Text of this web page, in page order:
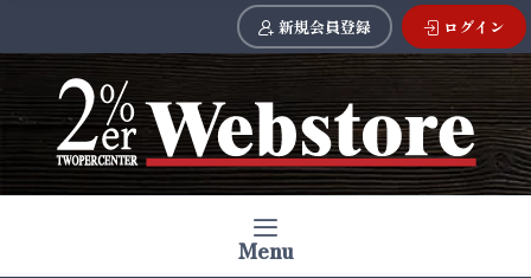
新規会員登録 ログイン
Menu